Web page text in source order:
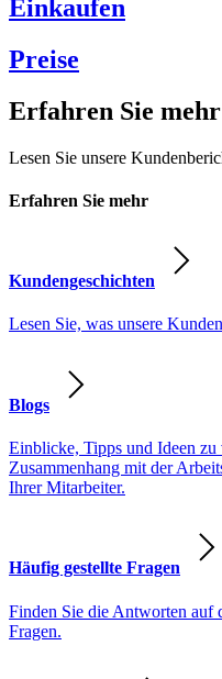
Einkaufen
Preise
Erfahren Sie mehr
Lesen Sie unsere
Erfahren Sie mehr
Kundengeschichten
Lesen Sie, was unsere
Blogs
Einblicke, Tipps und Ideen zu
Zusammenhang mit der
Ihrer Mitarbeiter.
Häufig gestellte Fragen
Finden Sie die Antworten auf
Fragen.